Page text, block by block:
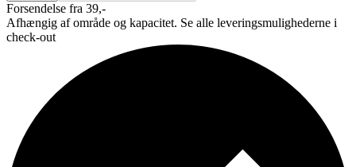
Forsendelse fra 39,-
Afhængig af område og kapacitet. Se alle leveringsmulighederne i
check-out